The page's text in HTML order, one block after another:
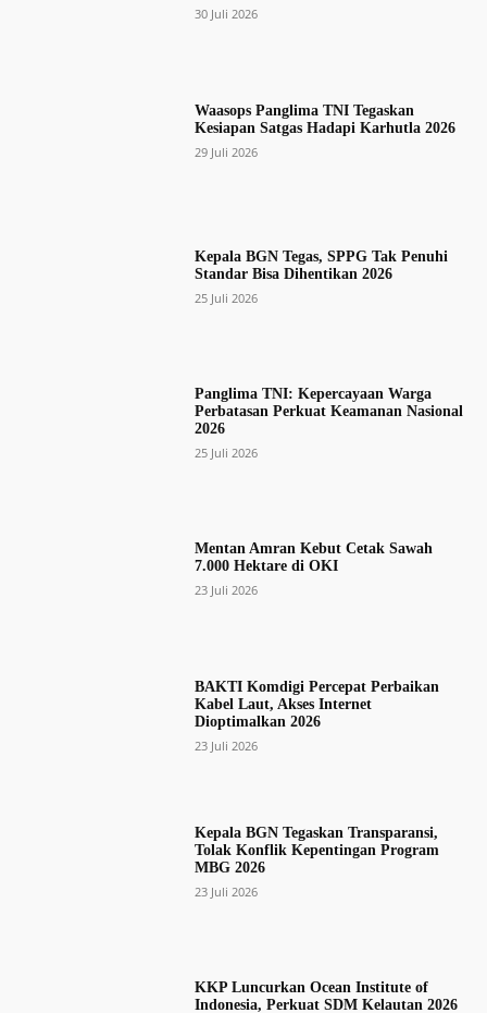
30 Juli 2026
Waasops Panglima TNI Tegaskan
Kesiapan Satgas Hadapi Karhutla 2026
29 Juli 2026
Kepala BGN Tegas, SPPG Tak Penuhi
Standar Bisa Dihentikan 2026
25 Juli 2026
Panglima TNI: Kepercayaan Warga
Perbatasan Perkuat Keamanan Nasional
2026
25 Juli 2026
Mentan Amran Kebut Cetak Sawah
7.000 Hektare di OKI
23 Juli 2026
BAKTI Komdigi Percepat Perbaikan
Kabel Laut, Akses Internet
Dioptimalkan 2026
23 Juli 2026
Kepala BGN Tegaskan Transparansi,
Tolak Konflik Kepentingan Program
MBG 2026
23 Juli 2026
KKP Luncurkan Ocean Institute of
Indonesia, Perkuat SDM Kelautan 2026